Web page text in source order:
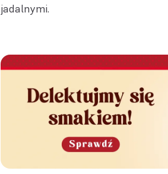
jadalnymi.